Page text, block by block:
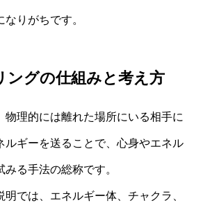
りがちです。
ングの仕組みと考え方
物理的には離れた場所にいる相手に
ルギーを送ることで、心身やエネル
る手法の総称です。
明では、エネルギー体、チャクラ、